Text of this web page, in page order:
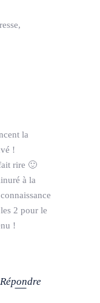
la
!
rire 🙂
à la
2 pour le
!
Répondre